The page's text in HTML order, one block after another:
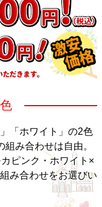
「ホワイト」の2色
み合わせは自由。
ピンク・ホワイト×
み合わせをお選びい